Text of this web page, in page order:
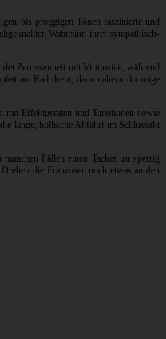
bis proggigen Tönen faszinierte und
Wahnsinn ihrer sympathisch-
Zerrissenheit mit Virtuosität, während
am Rad dreht, dann nahezu doomige
mit Effektgeräten und Emotionen sowie
lange, höllische Abfahrt im Schlussakt
Fällen einen Tacken zu sperrig
die Franzosen noch etwas an den